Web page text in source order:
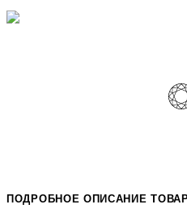
ПОДРОБНОЕ ОПИСАНИЕ